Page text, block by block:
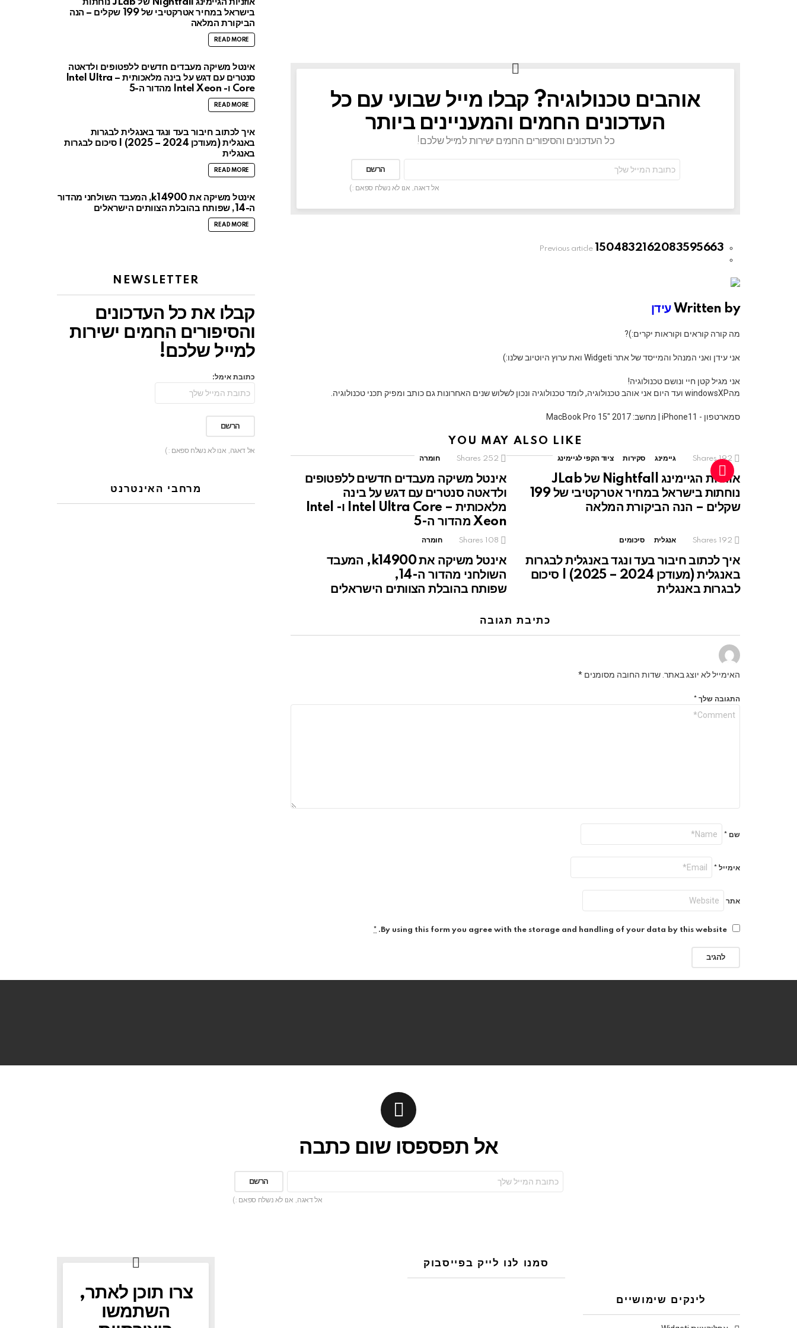
NEWSLETTER
אוהבים טכנולוגיה? קבלו מייל שבועי עם כל
העדכונים החמים והמעניינים ביותר
כל העדכונים והסיפורים החמים ישירות למייל שלכם!
אימל:
אל דאגה, אנו לא נשלח ספאם :)
See
more
Previous article 1504832162083595663
Written by עידן
מה קורה קוראים וקוראות יקרים:)?
אני עידן ואני המנהל והמייסד של אתר Widgeti ואת ערוץ היוטיוב שלנו:)
אני מגיל קטן חיי ונושם טכנולוגיה!
מהwindowsXP ועד היום אני אוהב טכנולוגיה, לומד טכנולוגיה ונכון לשלוש שנים האחרונות גם כותב ומפיק תכני טכנולוגיה.
סמארטפון - iPhone11 | מחשב: MacBook Pro 15" 2017
YOU MAY ALSO LIKE
192
Shares גיימינג סקירות ציוד הקפי לגיימינג
אוזניות הגיימינג Nightfall של JLab
נוחתות בישראל במחיר אטרקטיבי של 199
שקלים – הנה הביקורת המלאה
252
Shares חומרה
אינטל משיקה מעבדים חדשים ללפטופים
ולדאטה סנטרים עם דגש על בינה
מלאכותית – Intel Ultra Core ו- Intel
Xeon מהדור ה-5
192
Shares אנגלית סיכומים
איך לכתוב חיבור בעד ונגד באנגלית לבגרות
באנגלית (מעודכן 2024 – 2025) | סיכום
לבגרות באנגלית
108
Shares חומרה
אינטל משיקה את k14900, המעבד
השולחני מהדור ה-14,
שפותח בהובלת הצוותים הישראלים
כתיבת תגובה
האימייל לא יוצג באתר. שדות החובה מסומנים *
התגובה שלך *
שם *
אימייל *
אתר
By using this form you agree with the storage and handling of your data by this website.
*
אוזניות הגיימינג Nightfall של JLab נוחתות
בישראל במחיר אטרקטיבי של 199 שקלים – הנה
הביקורת המלאה
READ MORE
אינטל משיקה מעבדים חדשים ללפטופים ולדאטה
סנטרים עם דגש על בינה מלאכותית – Intel Ultra
Core ו- Intel Xeon מהדור ה-5
READ MORE
איך לכתוב חיבור בעד ונגד באנגלית לבגרות
באנגלית (מעודכן 2024 – 2025) | סיכום לבגרות
באנגלית
READ MORE
אינטל משיקה את k14900, המעבד השולחני מהדור
ה-14, שפותח בהובלת הצוותים הישראלים
READ MORE
NEWSLETTER
קבלו את כל העדכונים
והסיפורים החמים ישירות
למייל שלכם!
כתובת אימל:
אל דאגה, אנו לא נשלח ספאם :)
מרחבי האינטרנט
אל תפספסו שום כתבה
אימל:
אל דאגה, אנו לא נשלח ספאם :)
לינקים שימושיים
סמנו לנו לייק בפייסבוק
צרו תוכן לאתר,
השתמשו